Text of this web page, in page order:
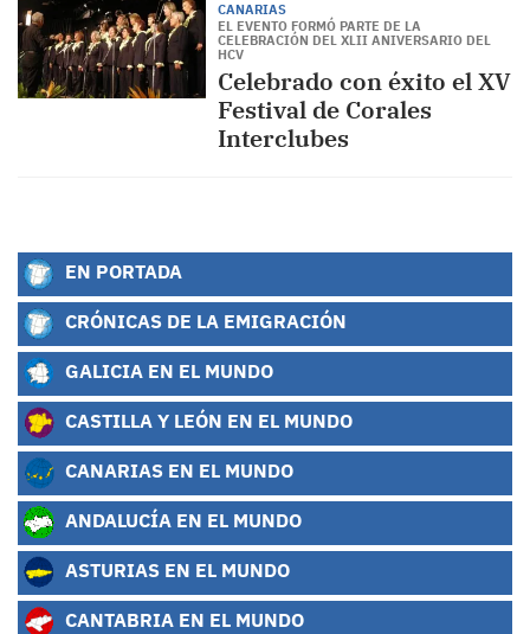
CANARIAS
EL EVENTO FORMÓ PARTE DE LA
CELEBRACIÓN DEL XLII ANIVERSARIO DEL
HCV
Celebrado con éxito el XV
Festival de Corales
Interclubes
EN PORTADA
CRÓNICAS DE LA EMIGRACIÓN
GALICIA EN EL MUNDO
CASTILLA Y LEÓN EN EL MUNDO
CANARIAS EN EL MUNDO
ANDALUCÍA EN EL MUNDO
ASTURIAS EN EL MUNDO
CANTABRIA EN EL MUNDO